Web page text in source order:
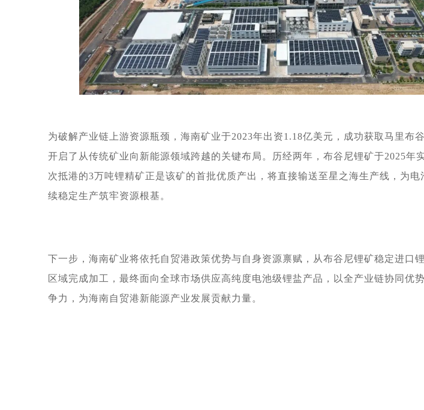
为破解产业链上游资源瓶颈，海南矿业于2023年出资1.18亿美元，成功获取马里布
开启了从传统矿业向新能源领域跨越的关键布局。历经两年，布谷尼锂矿于2025年
次抵港的3万吨锂精矿正是该矿的首批优质产出，将直接输送至星之海生产线，为电
续稳定生产筑牢资源根基。
下一步，海南矿业将依托自贸港政策优势与自身资源禀赋，从布谷尼锂矿稳定进口
区域完成加工，最终面向全球市场供应高纯度电池级锂盐产品，以全产业链协同优
争力，为海南自贸港新能源产业发展贡献力量。